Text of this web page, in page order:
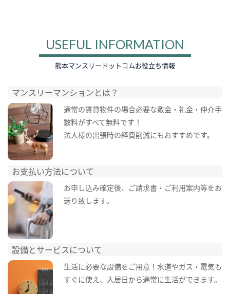
USEFUL INFORMATION
熊本マンスリードットコムお役立ち情報
マンスリーマンションとは？
通常の賃貸物件の場合必要な敷金・礼金・仲介手
数料がすべて無料です！
法人様の出張時の経費削減にもおすすめです。
お支払い方法について
お申し込み確定後、ご請求書・ご利用案内等をお
送り致します。
設備とサービスについて
生活に必要な設備をご用意！水道やガス・電気も
すぐに使え、入居日から通常に生活ができます。